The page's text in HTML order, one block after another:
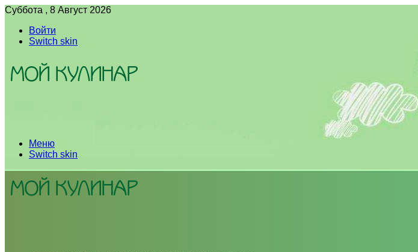
Суббота , 8 Август 2026
Войти
Switch skin
Меню
Switch skin